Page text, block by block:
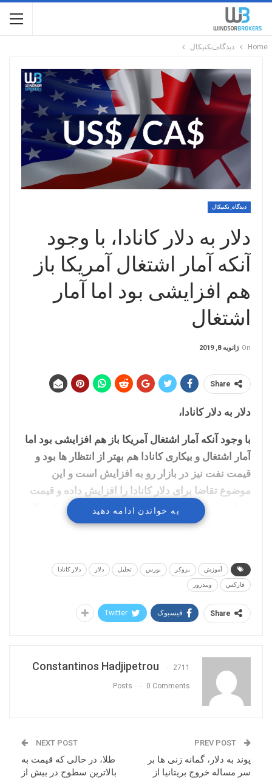
Home دیدگاه_تکنیکال
دیدگاه_تکنیکال
دلار به دلار کانادا، با وجود
آنکه آمار اشتغال آمریکا باز
هم افزایشی بود اما آمار
اشتغال
On ژانویه 8, 2019
Share
دلار به دلار کانادا،
با وجود آنکه آمار اشتغال آمریکا باز هم افزایشی بود اما
آمار اشتغال و بیکاری کانادا هم بهتر از انتظار ها بود و
قیمت نفت نیز در بازار رو به افزایش است و این
موضوع تقاضا برای دلار کانادا را افزایش داده و قیمت
سطوح حمایتی را یکی پس از دیگری شکسته و احتمال
اول در میان مدت ادامه روند نزولی خواهد بود. سطوح
و احتمال اصلاح قیمتی و زمانی کوتاه مدت نیز وجود
دارد.
به خواندن ادامه دهید
آموزش بروکر بورس تحلیل دلار دلار کانادا
فارکس ویندزور
Share فیسبوک Twitter
Constantinos Hadjipetrou 2711
Posts 0 Comments
پوند به دلار، گمانه زنی ها بر
سر مساله خروج بریتانیا از
NEXT POST
طلا، در حالی که قیمت به
بالاترین سطوح در بیش از